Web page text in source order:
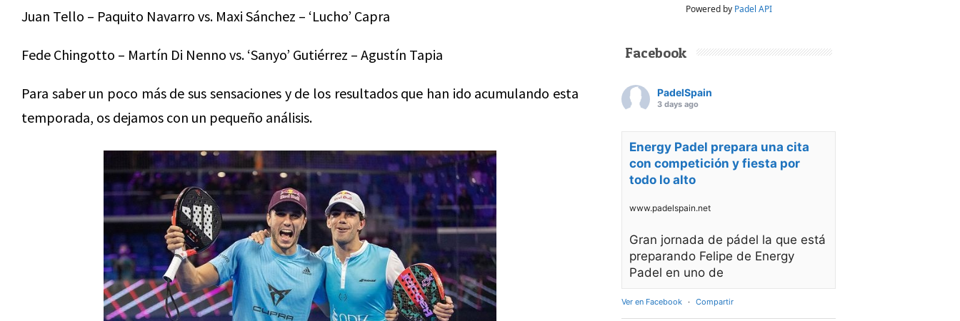
Juan Tello – Paquito Navarro vs. Maxi Sánchez – ‘Lucho’ Capra
Fede Chingotto – Martín Di Nenno vs. ‘Sanyo’ Gutiérrez – Agustín Tapia
Para saber un poco más de sus sensaciones y de los resultados que han ido acumulando esta
temporada, os dejamos con un pequeño análisis.
Powered by Padel API
Facebook
PadelSpain
3 days ago
Energy Padel prepara una cita
con competición y fiesta por
todo lo alto
www.padelspain.net
Gran jornada de pádel la que está
preparando Felipe de Energy
Padel en uno de
Ver en Facebook · Compartir